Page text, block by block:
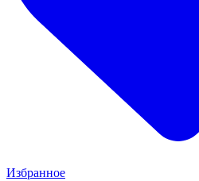
Избранное